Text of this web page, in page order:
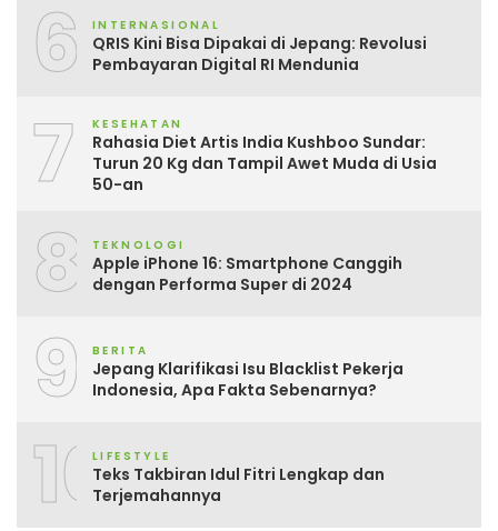
6 INTERNASIONAL
QRIS Kini Bisa Dipakai di Jepang: Revolusi
Pembayaran Digital RI Mendunia
7 KESEHATAN
Rahasia Diet Artis India Kushboo Sundar:
Turun 20 Kg dan Tampil Awet Muda di Usia
50-an
8 TEKNOLOGI
Apple iPhone 16: Smartphone Canggih
dengan Performa Super di 2024
9 BERITA
Jepang Klarifikasi Isu Blacklist Pekerja
Indonesia, Apa Fakta Sebenarnya?
10LIFESTYLE
Teks Takbiran Idul Fitri Lengkap dan
Terjemahannya